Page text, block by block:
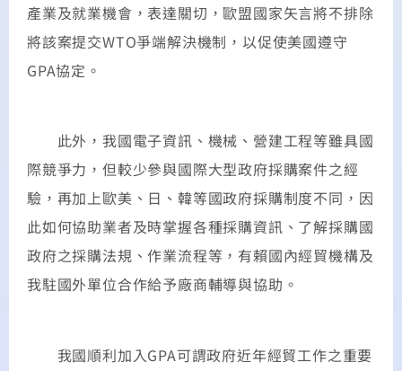
產業及就業機會，表達關切，歐盟國家矢言將不排除
將該案提交WTO爭端解決機制，以促使美國遵守
GPA協定。
此外，我國電子資訊、機械、營建工程等雖具國
際競爭力，但較少參與國際大型政府採購案件之經
驗，再加上歐美、日、韓等國政府採購制度不同，因
此如何協助業者及時掌握各種採購資訊、了解採購國
政府之採購法規、作業流程等，有賴國內經貿機構及
我駐國外單位合作給予廠商輔導與協助。
我國順利加入GPA可謂政府近年經貿工作之重要